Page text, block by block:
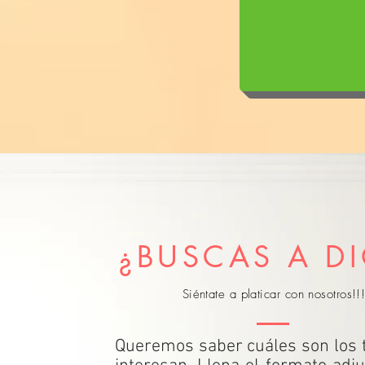
¿BUSCAS A
Siéntate a platicar con nosotros!!!
Queremos saber cuáles son los